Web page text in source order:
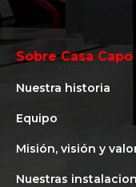
Sobre Casa Capo
Nuestra historia
Equipo
Misión, visión y
Nuestras